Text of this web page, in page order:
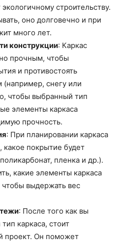
строительству.
оно долговечно и при
много лет.
конструкции: Каркас
прочным, чтобы
и противостоять
снегу или
чтобы выбранный тип
элементы каркаса
прочность.
: При планировании каркаса
какое покрытие будет
пленка и др.).
какие элементы каркаса
выдержать вес
: После того как вы
каркаса, стоит
проект. Он поможет